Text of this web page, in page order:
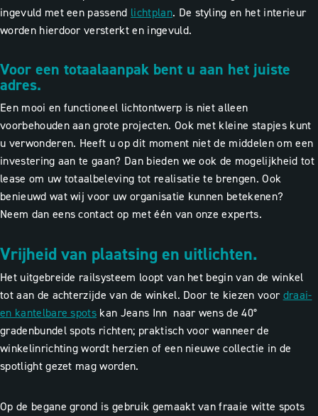
ingevuld met een passend lichtplan. De styling en het interieur
worden hierdoor versterkt en ingevuld.
Voor een totaalaanpak bent u aan het juiste
adres.
Een mooi en functioneel lichtontwerp is niet alleen
voorbehouden aan grote projecten. Ook met kleine stapjes kunt
u verwonderen. Heeft u op dit moment niet de middelen om een
investering aan te gaan? Dan bieden we ook de mogelijkheid tot
lease om uw totaalbeleving tot realisatie te brengen. Ook
benieuwd wat wij voor uw organisatie kunnen betekenen?
Neem dan eens contact op met één van onze experts.
Vrijheid van plaatsing en uitlichten.
Het uitgebreide railsysteem loopt van het begin van de winkel
tot aan de achterzijde van de winkel. Door te kiezen voor draai-
en kantelbare spots kan Jeans Inn naar wens de 40°
gradenbundel spots richten; praktisch voor wanneer de
winkelinrichting wordt herzien of een nieuwe collectie in de
spotlight gezet mag worden.
Op de begane grond is gebruik gemaakt van fraaie witte spots